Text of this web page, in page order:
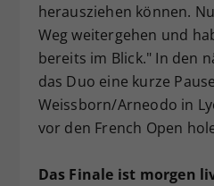
herausziehen können.
Weg weitergehen und
bereits im Blick." In den
das Duo eine kurze
Weissborn/Arneodo in
vor den French Open
Das Finale ist morgen